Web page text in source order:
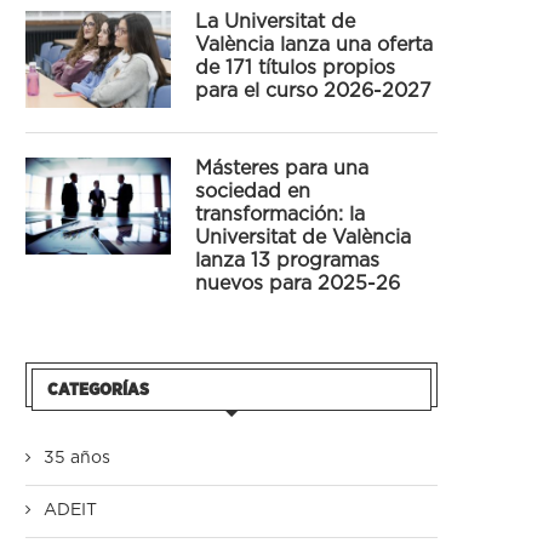
La Universitat de
València lanza una oferta
de 171 títulos propios
para el curso 2026-2027
Másteres para una
sociedad en
transformación: la
Universitat de València
lanza 13 programas
nuevos para 2025-26
CATEGORÍAS
35 años
ADEIT